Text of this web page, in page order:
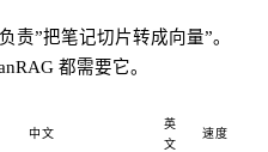
责”把笔记切片转成向量”。
都需要它。
中文
英
文
速度